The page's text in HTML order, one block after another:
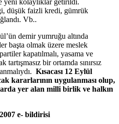
yeni kolaylıklar getirildi.
düşük faizli kredi, gümrük
Vb..
demir yumruğu altında
başta olmak üzere meslek
kapatılmalı, yasama ve
bir ortamda sınırsız
Kısacası 12 Eylül
kararlarının uygulanması olup,
yer alan milli birlik ve halkın
e- bildirisi